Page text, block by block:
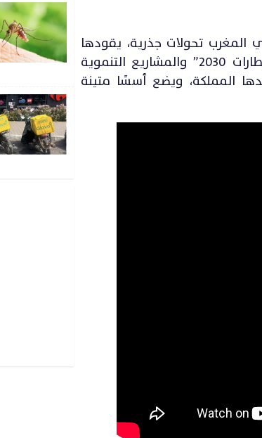
المغرب تحولات جذرية، يقودها
المكتب الوطني للمطارات بخطى واثقة ورؤية طموحة. فمع إطلاق استراتيجية “مطارات 2030” والمشاريع التنموية
المملكة، ويضع أسسًا متينة